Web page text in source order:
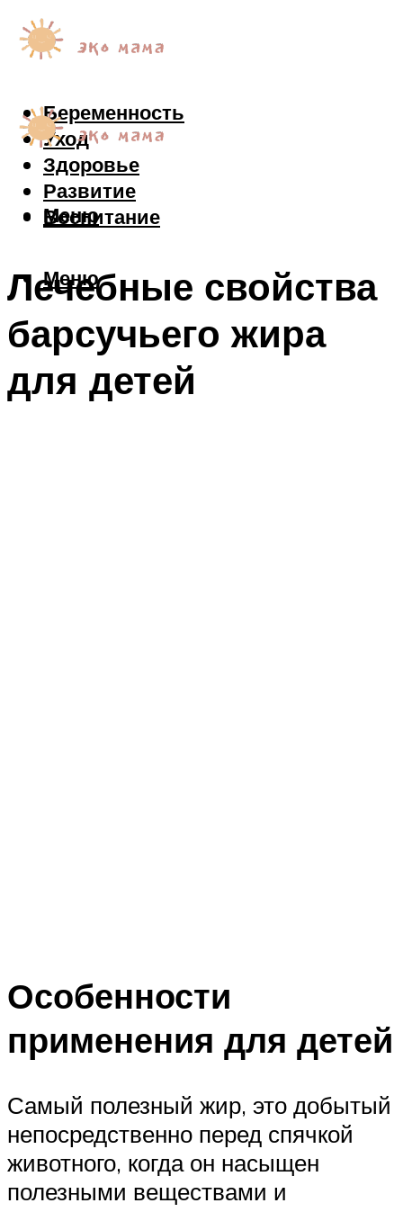
Беременность
Уход
Здоровье
Развитие
Воспитание
Меню
Меню
Лечебные свойства
барсучьего жира
для детей
Особенности
применения для детей
Самый полезный жир, это добытый
непосредственно перед спячкой
животного, когда он насыщен
полезными веществами и